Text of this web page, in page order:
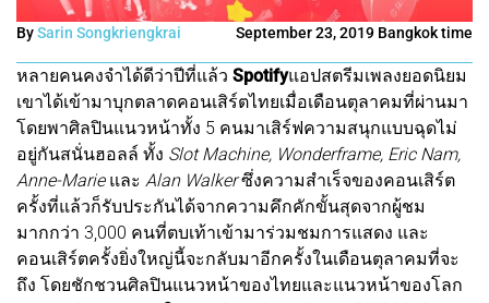
BySarin Songkriengkrai September 23, 2019 Bangkok time
หลายคนคงจำได้ดีว่าปีที่แล้ว Spotifyแอปสตรีมเพลงยอดนิยม
เขาได้เข้ามาบุกตลาดคอนเสิร์ตไทยเมื่อเดือนตุลาคมที่ผ่านมา
โดยพาศิลปินแนวหน้าทั้ง 5 คนมาเสิร์ฟความสนุกแบบฉุดไม่
อยู่กันสนั่นฮอลล์ ทั้ง Slot Machine, Wonderframe, Eric Nam,
Anne-Marieและ Alan Walkerซึ่งความสำเร็จของคอนเสิร์ต
ครั้งที่แล้วก็รับประกันได้จากความคึกคักขั้นสุดจากผู้ชม
มากกว่า 3,000 คนที่ตบเท้าเข้ามาร่วมชมการแสดง และ
คอนเสิร์ตครั้งยิ่งใหญ่นี้จะกลับมาอีกครั้งในเดือนตุลาคมที่จะ
ถึง โดยชักชวนศิลปินแนวหน้าของไทยและแนวหน้าของโลก